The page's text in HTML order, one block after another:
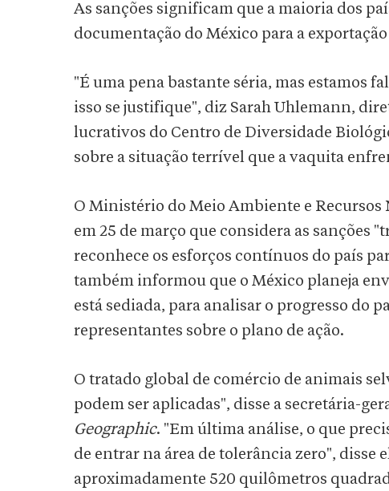
As sanções significam que a maioria dos
documentação do México para a
"É uma pena bastante séria, mas estamos
isso se justifique", diz Sarah Uhlemann,
lucrativos do Centro de Diversidade
sobre a situação terrível que a vaquita
O Ministério do Meio Ambiente e Recursos
em 25 de março que considera as sanções
reconhece os esforços contínuos do país
também informou que o México planeja
está sediada, para analisar o progresso do
representantes sobre o plano de ação.
O tratado global de comércio de animais
podem ser aplicadas", disse a secretária-
Geographic. "Em última análise, o que
de entrar na área de tolerância zero", disse
aproximadamente 520 quilômetros